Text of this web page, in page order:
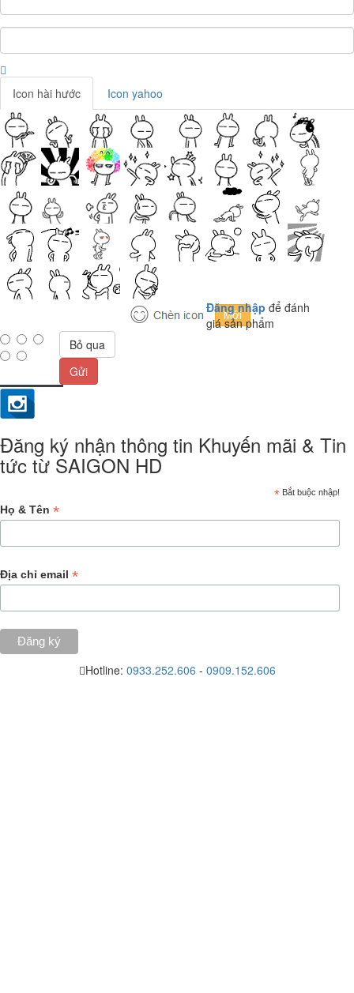
Icon hài hước Icon yahoo
Đăng nhập để đánh
giá sản phẩm
Bỏ qua
Gửi
Đăng ký nhận thông tin Khuyến mãi & Tin
tức từ SAIGON HD
* Bắt buộc nhập!
Họ & Tên *
Địa chỉ email *
Hotline: 0933.252.606 - 0909.152.606